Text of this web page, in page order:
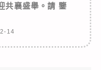
共襄盛舉。請 鑒
14